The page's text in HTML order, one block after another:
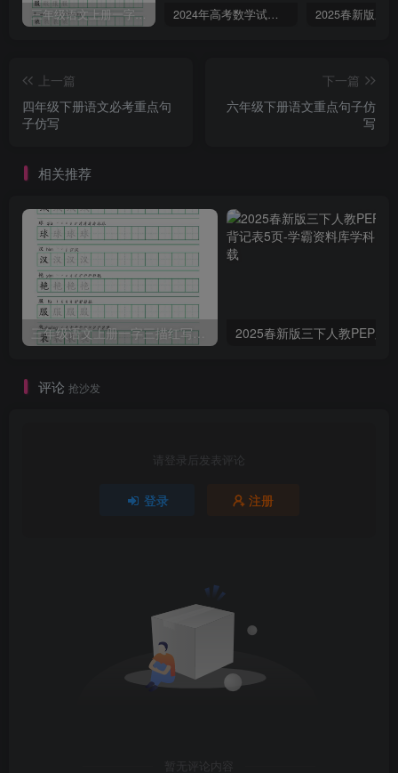
三年级语文上册一字三描红写字表字帖 2024年高考数学试卷（文）（全国甲卷）（空白卷）
上一篇
四年级下册语文必考重点句
子仿写
下一篇
六年级下册语文重点句子仿
写
相关推荐
三年级语文上册一字三描红写字表字帖
评论 抢沙发
请登录后发表评论
登录 注册
暂无评论内容